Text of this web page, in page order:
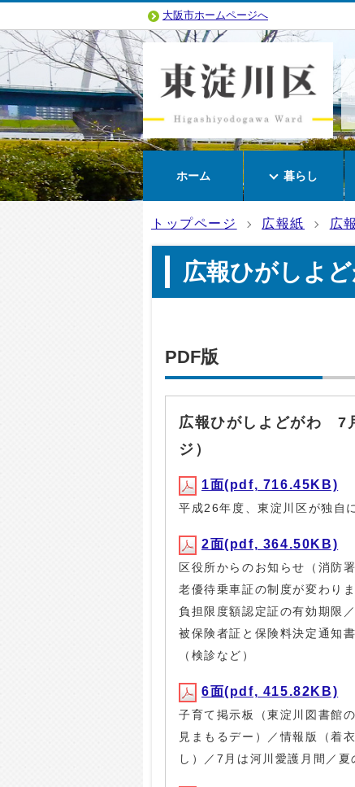
大阪市ホームページへ
ホーム 暮らし
トップページ 広報紙 広
広報ひがしよ
PDF版
広報ひがしよどがわ 7
ジ）
1面(pdf, 716.45KB)
平成26年度、東淀川区が独自
2面(pdf, 364.50KB)
区役所からのお知らせ（消防
老優待乗車証の制度が変わり
負担限度額認定証の有効期限
被保険者証と保険料決定通知
（検診など）
6面(pdf, 415.82KB)
子育て掲示板（東淀川図書館
見まもるデー）／情報版（着
し）／7月は河川愛護月間／